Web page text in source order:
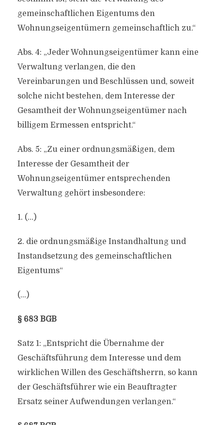
gemeinschaftlichen Eigentums den
Wohnungseigentümern gemeinschaftlich zu.“
Abs. 4: „Jeder Wohnungseigentümer kann eine
Verwaltung verlangen, die den
Vereinbarungen und Beschlüssen und, soweit
solche nicht bestehen, dem Interesse der
Gesamtheit der Wohnungseigentümer nach
billigem Ermessen entspricht.“
Abs. 5: „Zu einer ordnungsmäßigen, dem
Interesse der Gesamtheit der
Wohnungseigentümer entsprechenden
Verwaltung gehört insbesondere:
1. (…)
2. die ordnungsmäßige Instandhaltung und
Instandsetzung des gemeinschaftlichen
Eigentums“
(…)
§ 683 BGB
Satz 1: „Entspricht die Übernahme der
Geschäftsführung dem Interesse und dem
wirklichen Willen des Geschäftsherrn, so kann
der Geschäftsführer wie ein Beauftragter
Ersatz seiner Aufwendungen verlangen.“